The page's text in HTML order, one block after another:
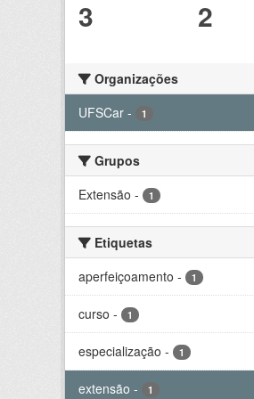
3 2
Organizações
UFSCar - 1
Grupos
Extensão - 1
Etiquetas
aperfeiçoamento - 1
curso - 1
especialização - 1
extensão - 1